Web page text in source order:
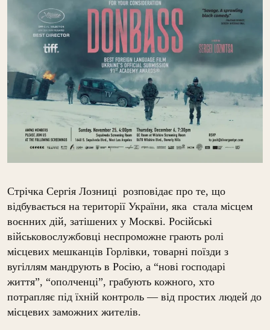
Стрічка Сергія Лозниці розповідає про те, що
відбувається на території України, яка стала місцем
воєнних дій, затішених у Москві. Російські
військовослужбовці неспроможне грають ролі
місцевих мешканців Горлівки, товарні поїзди з
вугіллям мандрують в Росію, а “нові господарі
життя”, “ополченці”, грабують кожного, хто
потрапляє під їхній контроль — від простих людей до
місцевих заможних жителів.